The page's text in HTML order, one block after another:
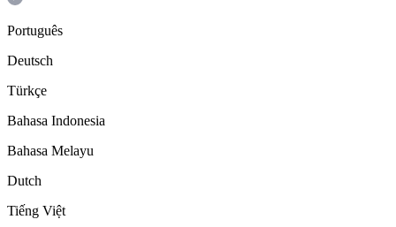
Português
Deutsch
Türkçe
Bahasa Indonesia
Bahasa Melayu
Dutch
Tiếng Việt